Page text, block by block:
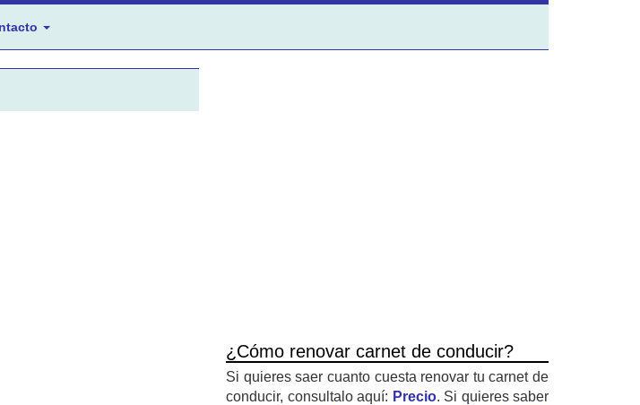
¿Cómo renovar carnet de conducir?
Si quieres saer cuanto cuesta renovar tu carnet de
conducir, consultalo aquí: Precio. Si quieres saber